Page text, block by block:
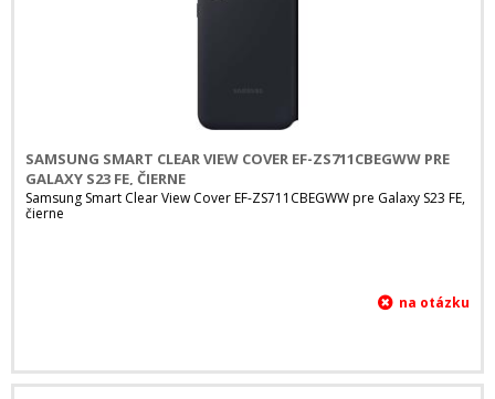
SAMSUNG SMART CLEAR VIEW COVER EF-ZS711CBEGWW PRE
GALAXY S23 FE, ČIERNE
Samsung Smart Clear View Cover EF-ZS711CBEGWW pre Galaxy S23 FE,
čierne